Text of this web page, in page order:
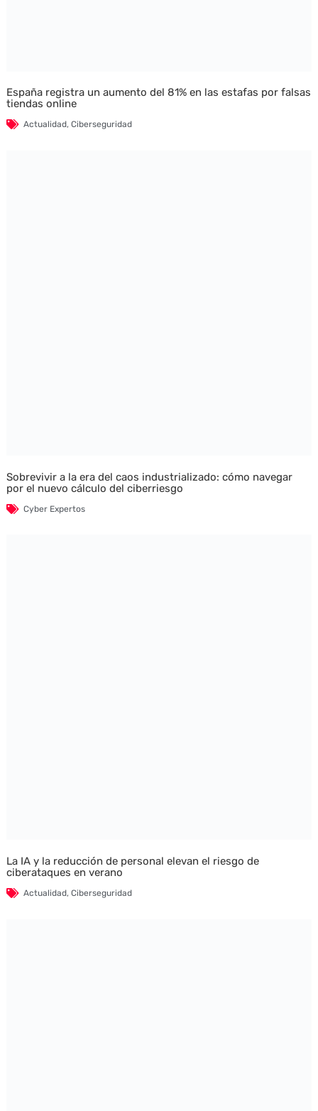
España registra un aumento del 81% en las estafas por falsas
tiendas online
Actualidad, Ciberseguridad
Sobrevivir a la era del caos industrializado: cómo navegar
por el nuevo cálculo del ciberriesgo
Cyber Expertos
La IA y la reducción de personal elevan el riesgo de
ciberataques en verano
Actualidad, Ciberseguridad